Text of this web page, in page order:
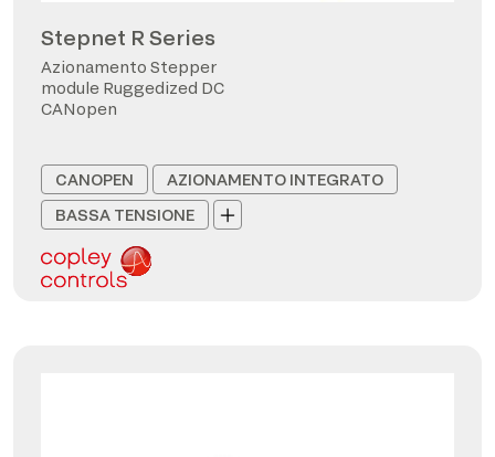
Stepnet R Series
Azionamento Stepper
module Ruggedized DC
CANopen
CANOPEN
AZIONAMENTO INTEGRATO
BASSA TENSIONE